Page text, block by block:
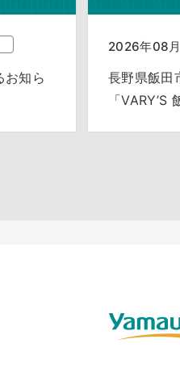
お知ら
2026年08
長野県飯田
「